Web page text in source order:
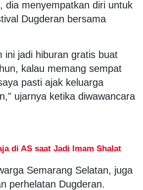
dia menyempatkan diri untuk
Dugderan bersama
ini jadi hiburan gratis buat
kalau memang sempat
pasti ajak keluarga
ujarnya ketika diwawancara
di AS saat Jadi Imam Shalat
Semarang Selatan, juga
perhelatan Dugderan.